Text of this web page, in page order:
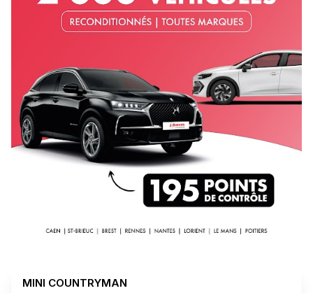
MINI COUNTRYMAN